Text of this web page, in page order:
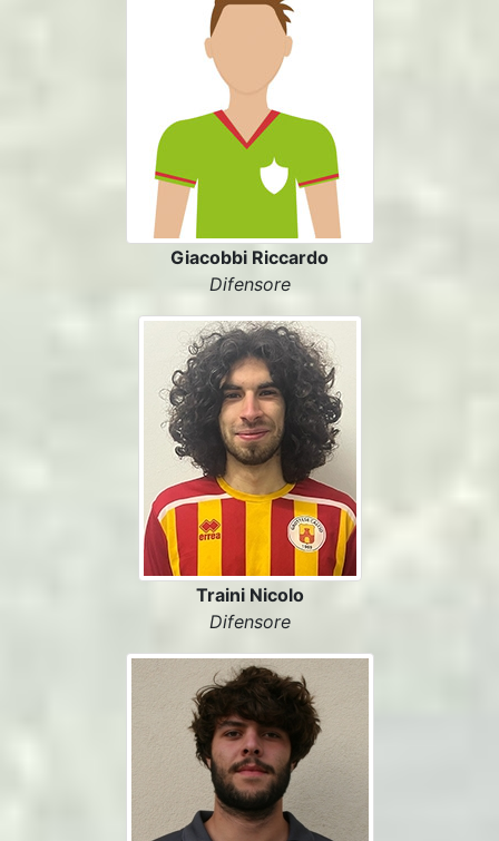
Giacobbi Riccardo
Difensore
Traini Nicolo
Difensore